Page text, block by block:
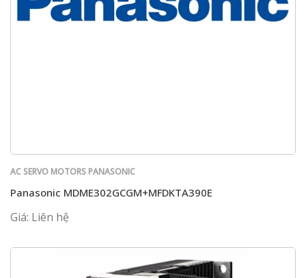
AC SERVO MOTORS PANASONIC
Panasonic MDME302GCGM+MFDKTA390E
Giá: Liên hệ